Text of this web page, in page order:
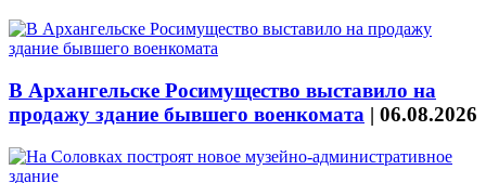
В Архангельске Росимущество выставило на
продажу здание бывшего военкомата | 06.08.2026